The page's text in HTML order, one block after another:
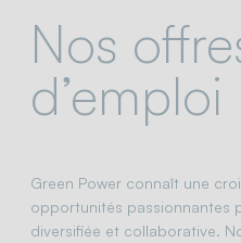
Nos
d’emploi
Green Power connaît une
opportunités passionnantes
diversifiée et collaborative.